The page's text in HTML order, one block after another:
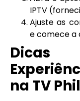
IPTV
Ajuste as
e comece a
na TV